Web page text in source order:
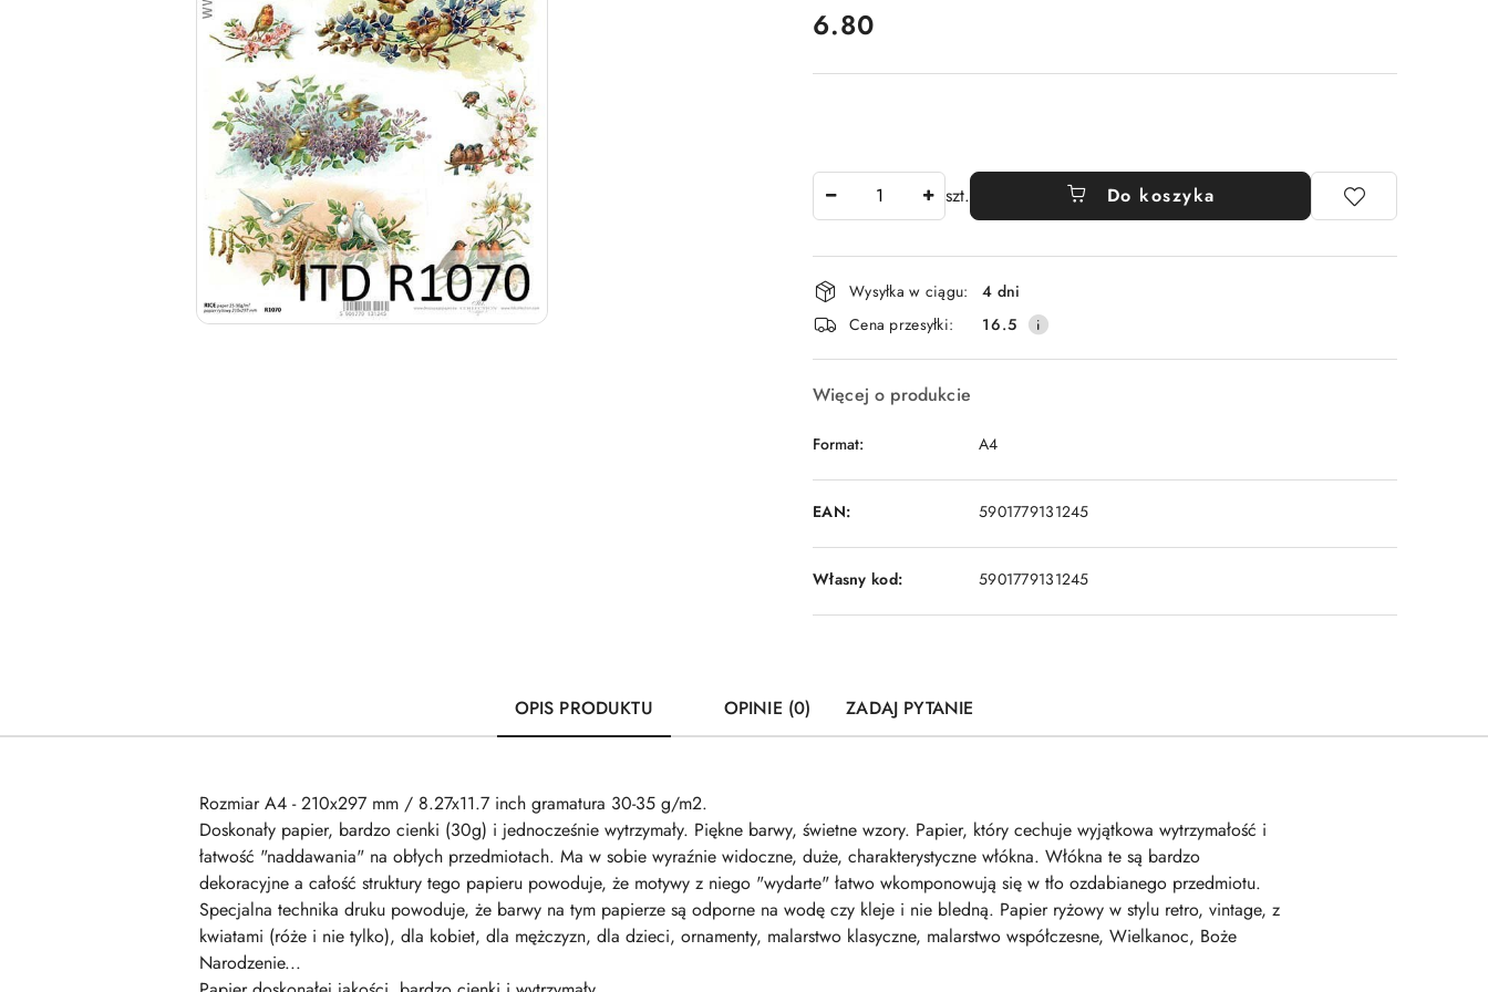
cena:
6.80
szt. Do koszyka
Dostępność
i
dostawa
Wysyłka w ciągu:
4 dni
Cena przesyłki:
16.5
Więcej o produkcie
Format: A4
EAN: 5901779131245
Własny kod: 5901779131245
OPIS PRODUKTU OPINIE (0) ZADAJ PYTANIE
Rozmiar A4 - 210x297 mm / 8.27x11.7 inch gramatura 30-35 g/m2.
Doskonały papier, bardzo cienki (30g) i jednocześnie wytrzymały. Piękne barwy, świetne wzory. Papier, który cechuje wyjątkowa wytrzymałość i
łatwość "naddawania" na obłych przedmiotach. Ma w sobie wyraźnie widoczne, duże, charakterystyczne włókna. Włókna te są bardzo
dekoracyjne a całość struktury tego papieru powoduje, że motywy z niego "wydarte" łatwo wkomponowują się w tło ozdabianego przedmiotu.
Specjalna technika druku powoduje, że barwy na tym papierze są odporne na wodę czy kleje i nie bledną. Papier ryżowy w stylu retro, vintage, z
kwiatami (róże i nie tylko), dla kobiet, dla mężczyzn, dla dzieci, ornamenty, malarstwo klasyczne, malarstwo współczesne, Wielkanoc, Boże
Narodzenie...